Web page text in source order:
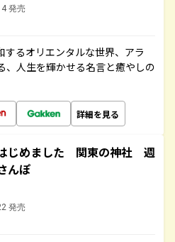
発売
するオリエンタルな世界、アラ
、人生を輝かせる名言と癒やしの
詳細を見る
じめました 関東の神社 週
んぽ
発売